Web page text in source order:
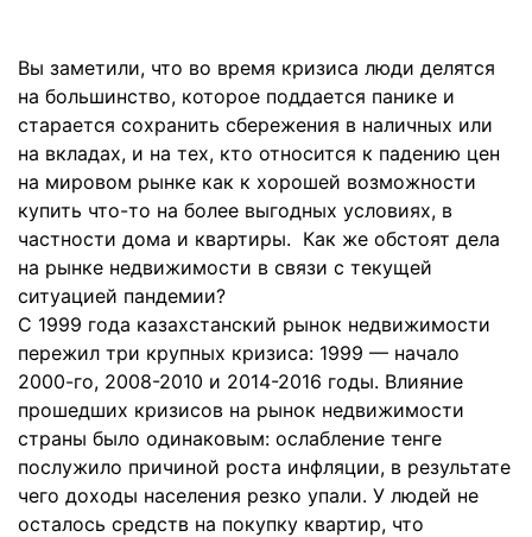
Вы заметили, что во время кризиса люди делятся
на большинство, которое поддается панике и
старается сохранить сбережения в наличных или
на вкладах, и на тех, кто относится к падению цен
на мировом рынке как к хорошей возможности
купить что-то на более выгодных условиях, в
частности дома и квартиры. Как же обстоят дела
на рынке недвижимости в связи с текущей
ситуацией пандемии?
С 1999 года казахстанский рынок недвижимости
пережил три крупных кризиса: 1999 — начало
2000-го, 2008-2010 и 2014-2016 годы. Влияние
прошедших кризисов на рынок недвижимости
страны было одинаковым: ослабление тенге
послужило причиной роста инфляции, в результате
чего доходы населения резко упали. У людей не
осталось средств на покупку квартир, что